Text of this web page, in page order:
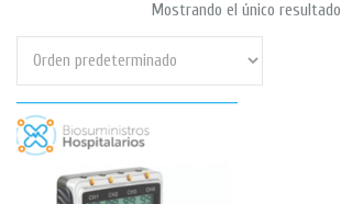
Mostrando el único resultado